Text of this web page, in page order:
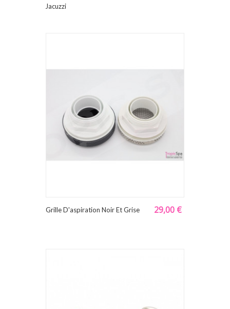
Jacuzzi
Grille D'aspiration Noir Et Grise 29,00 €